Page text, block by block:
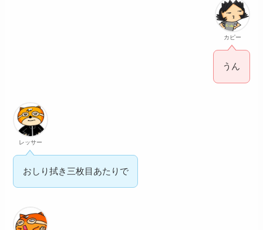
カピー
うん
レッサー
おしり拭き三枚目あたりで